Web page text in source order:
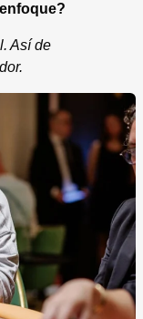
Así de